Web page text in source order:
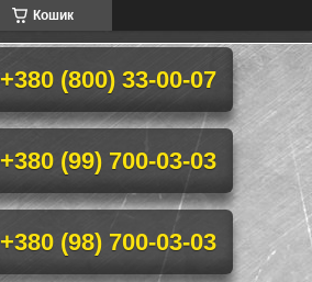
Кошик
+380 (800) 33-00-07
+380 (99) 700-03-03
+380 (98) 700-03-03